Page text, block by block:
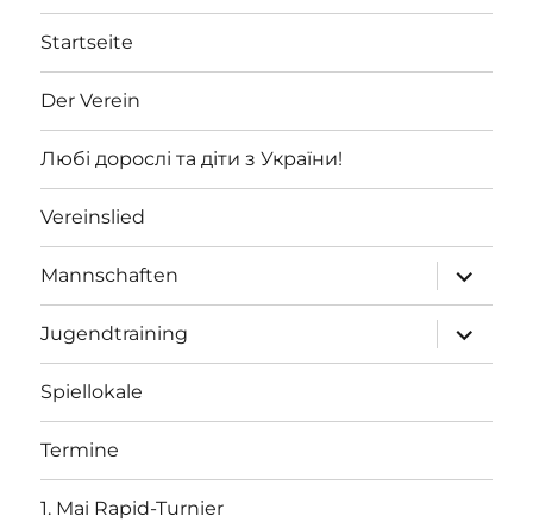
Startseite
Der Verein
Любі дорослі та діти з України!
Vereinslied
Mannschaften
öffnen
Jugendtraining
öffnen
Spiellokale
Termine
1. Mai Rapid-Turnier